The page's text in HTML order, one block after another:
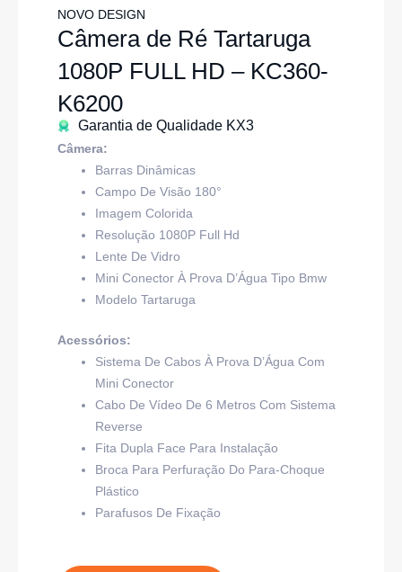
NOVO DESIGN
Câmera de Ré Tartaruga
1080P FULL HD – KC360-
K6200
Garantia de Qualidade KX3
Câmera:
Barras Dinâmicas
Campo De Visão 180°
Imagem Colorida
Resolução 1080P Full Hd
Lente De Vidro
Mini Conector À Prova D’Água Tipo Bmw
Modelo Tartaruga
Acessórios:
Sistema De Cabos À Prova D’Água Com
Mini Conector
Cabo De Vídeo De 6 Metros Com Sistema
Reverse
Fita Dupla Face Para Instalação
Broca Para Perfuração Do Para-Choque
Plástico
Parafusos De Fixação